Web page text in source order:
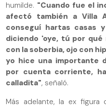
humilde. "Cuando fue el
afectó también a Villa
conseguí hartas casas
diciendo 'oye, tú por qué
con la soberbia, ojo con
yo hice una importante
por cuenta corriente,
calladita", señaló.
Más adelante, la ex figura